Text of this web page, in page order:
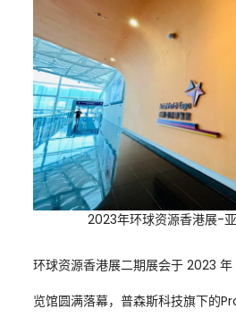
2023年环球资源香港展-
环球资源香港展二期展会于 2023
览馆圆满落幕，普森斯科技旗下的